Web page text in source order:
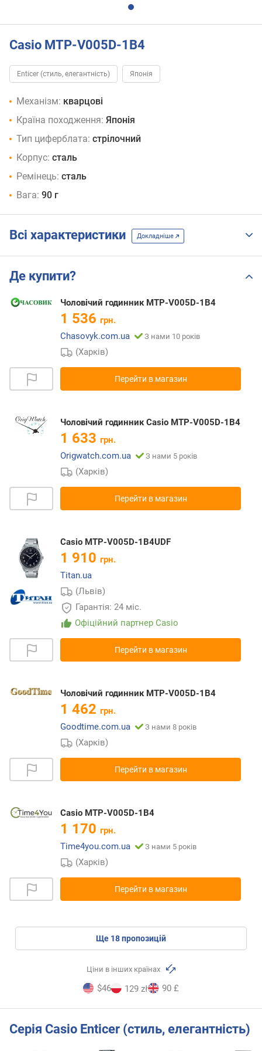
Casio MTP-V005D-1B4
Enticer (стиль, елегантність) Японія
Механізм: кварцові
Країна походження: Японія
Тип циферблата: стрілочний
Корпус: сталь
Ремінець: сталь
Вага: 90 г
Всі характеристики Докладніше
Де купити?
Чоловічий годинник MTP-V005D-1B4
1 536 грн.
Chasovyk.com.ua
З нами 10 років
(Харків)
Перейти в магазин
Чоловічий годинник Casio MTP-V005D-1B4
1 633 грн.
Origwatch.com.ua
З нами 5 років
(Харків)
Перейти в магазин
Casio MTP-V005D-1B4UDF
1 910 грн.
Titan.ua
(Львів)
Гарантія: 24 міс.
Офіційний партнер Casio
Перейти в магазин
Чоловічий годинник MTP-V005D-1B4
1 462 грн.
Goodtime.com.ua
З нами 8 років
(Харків)
Перейти в магазин
Casio MTP-V005D-1B4
1 170 грн.
Time4you.com.ua
З нами 5 років
(Харків)
Перейти в магазин
ще 18пропозицій
Ціни в інших країнах
$46 129 zł 90 £
Серія Casio Enticer (стиль, елегантність)